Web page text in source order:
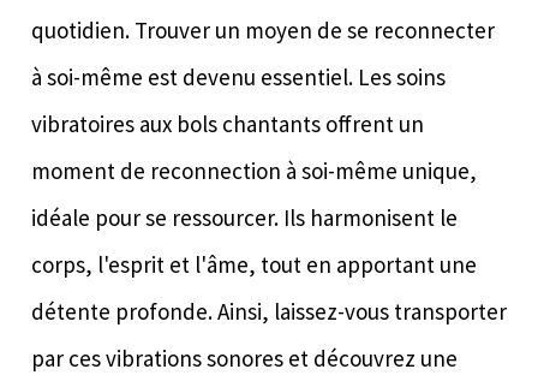
quotidien. Trouver un moyen de se reconnecter
à soi-même est devenu essentiel. Les soins
vibratoires aux bols chantants offrent un
moment de reconnection à soi-même unique,
idéale pour se ressourcer. Ils harmonisent le
corps, l'esprit et l'âme, tout en apportant une
détente profonde. Ainsi, laissez-vous transporter
par ces vibrations sonores et découvrez une